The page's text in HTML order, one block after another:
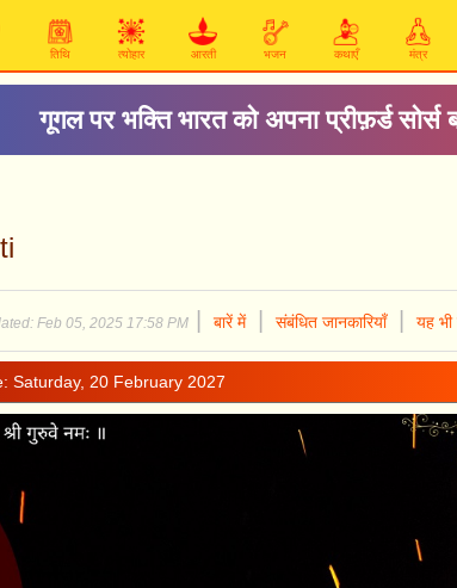
तिथि त्योहार आरती भजन कथाएँ मंत्र
गूगल पर भक्ति भारत को अपना प्रीफ़र्ड सोर्स
Feb 05, 2025 17:58 PM बारें में संबंधित जानकारियाँ यह भी
Saturday, 20 February 2027